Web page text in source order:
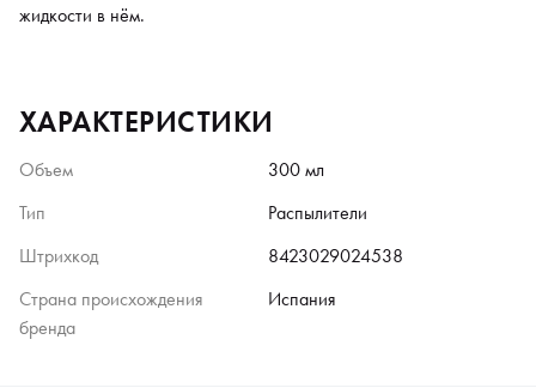
жидкости в нём.
ХАРАКТЕРИСТИКИ
Объем
300 мл
Тип
Распылители
Штрихкод
8423029024538
Страна происхождения
бренда
Испания